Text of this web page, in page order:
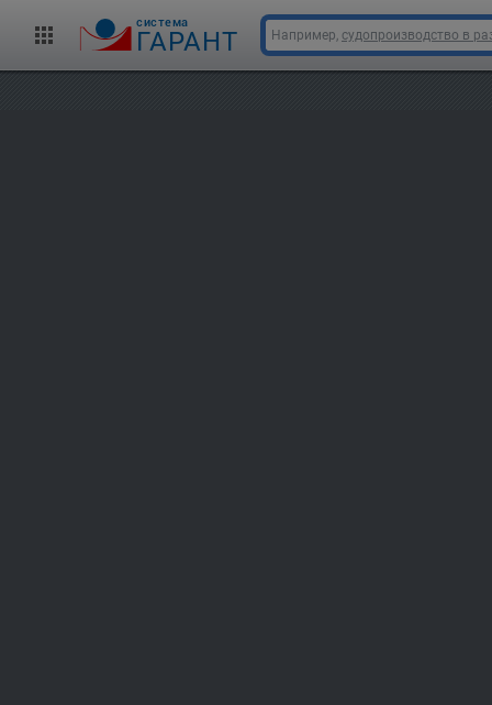
cистема
ГАРАНТ Например, судопроизводство в